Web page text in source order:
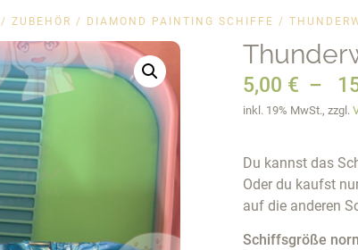
/ ZUBEHÖR / DIAMOND PAINTING SCHIFFE /
5,00 € –
inkl. 19% MwSt., zzgl.
Du kannst das
Oder du kaufst
auf die anderen
Schiffsgröße